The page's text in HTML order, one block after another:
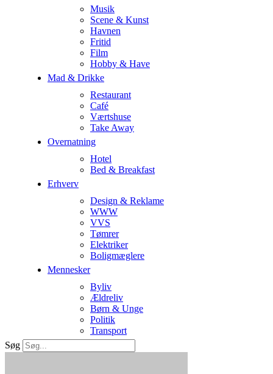
Musik
Scene & Kunst
Havnen
Fritid
Film
Hobby & Have
Mad & Drikke
Restaurant
Café
Værtshuse
Take Away
Overnatning
Hotel
Bed & Breakfast
Erhverv
Design & Reklame
WWW
VVS
Tømrer
Elektriker
Boligmæglere
Mennesker
Byliv
Ældreliv
Børn & Unge
Politik
Transport
Søg